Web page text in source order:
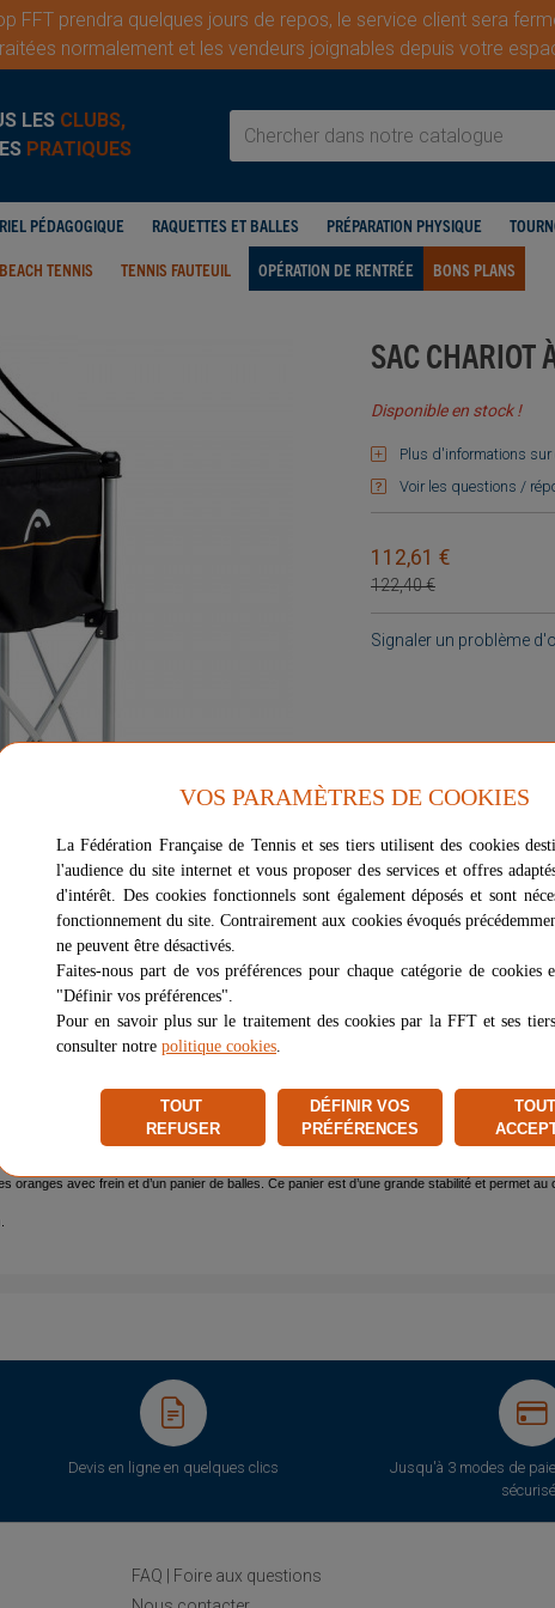
FFT prendra quelques jours de repos, le service client sera
normalement et les vendeurs joignables depuis votre
LES CLUBS,
PRATIQUES
PÉDAGOGIQUE RAQUETTES ET BALLES PRÉPARATION PHYSIQUE
BEACH TENNIS TENNIS FAUTEUIL OPÉRATION DE RENTRÉE BONS PLANS
SAC CHARIOT
Disponible en stock !
Plus d'informations
Voir les questions /
112,61 €
122,40 €
Signaler un problème
QUESTIONS ET RÉPONSES AVIS (0)
oranges avec frein et d’un panier de balles. Ce panier est d’une grande stabilité et permet
Devis en ligne en quelques clics
Jusqu'à 3 modes de
FAQ | Foire aux questions
VOS PARAMÈTRES DE COOKIES
La Fédération Française de Tennis et ses tiers utilisent des cookies
l'audience du site internet et vous proposer des services et offres
d'intérêt. Des cookies fonctionnels sont également déposés et sont
fonctionnement du site. Contrairement aux cookies évoqués
ne peuvent être désactivés.
Faites-nous part de vos préférences pour chaque catégorie de cookies
"Définir vos préférences".
Pour en savoir plus sur le traitement des cookies par la FFT et ses
consulter notre politique cookies
TOUT
REFUSER
DÉFINIR VOS
PRÉFÉRENCES
TOUT